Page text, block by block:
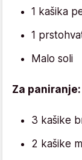
1 kašika
1
Malo soli
Za paniranje:
3 kašike
2 kašike